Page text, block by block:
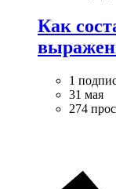
Как
1
31 мая
274